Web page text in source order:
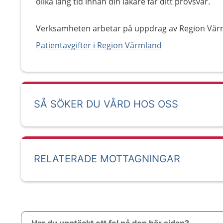
Verksamheten arbetar på uppdrag av Region
Patientavgifter i Region Värmland
SÅ SÖKER DU VÅRD HOS OSS
RELATERADE MOTTAGNINGAR